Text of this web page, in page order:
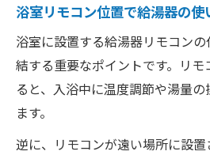
浴室リモコン位置で給湯器の使
浴室に設置する給湯器リモコン
結する重要なポイントです。リ
ると、入浴中に温度調節や湯量
ます。
逆に、リモコンが遠い場所に設